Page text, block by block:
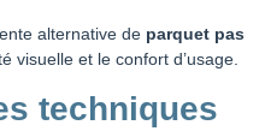
alternative de parquet pas
visuelle et le confort d’usage.
techniques